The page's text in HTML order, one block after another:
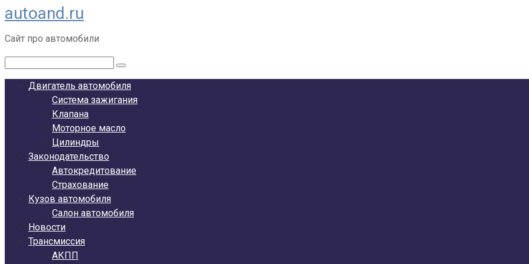
Перейти
к
контенту
autoand.ru
Сайт про автомобили
Двигатель автомобиля
Система зажигания
Клапана
Моторное масло
Цилиндры
Законодательство
Автокредитование
Страхование
Кузов автомобиля
Салон автомобиля
Новости
Трансмиссия
АКПП